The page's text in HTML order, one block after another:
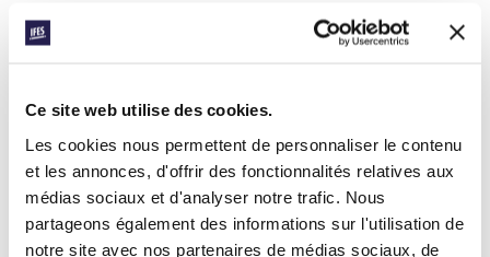
Ce site web utilise des cookies.
Les cookies nous permettent de personnaliser le contenu
et les annonces, d'offrir des fonctionnalités relatives aux
médias sociaux et d'analyser notre trafic. Nous
partageons également des informations sur l'utilisation de
notre site avec nos partenaires de médias sociaux, de
à l’établissement de la paix dans nos cités
Nous voulons être présents dans les espaces où
dialogue, de coexistence et de soutien mutuel. Il
est important d’être informés, de nous
impliquer dans les affaires publiques et de
protéger les endroits d’échange où la discussion
peut avoir lieu, tels que les milieux académiques.